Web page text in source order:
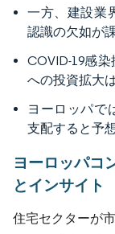
一方、建設業
認識の欠如が
COVID-19感
への投資拡大
ヨーロッパで
支配すると予
ヨーロッパコ
とインサイト
住宅セクターが